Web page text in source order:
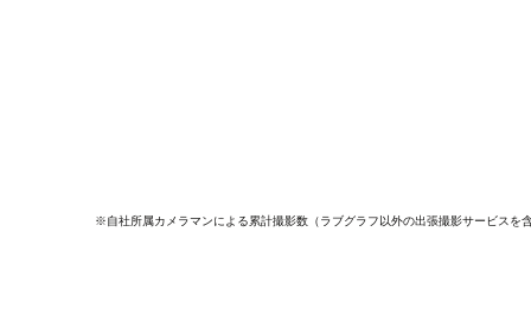
※自社所属カメラマンによる累計撮影数（ラブグラフ以外の出張撮影サービスを